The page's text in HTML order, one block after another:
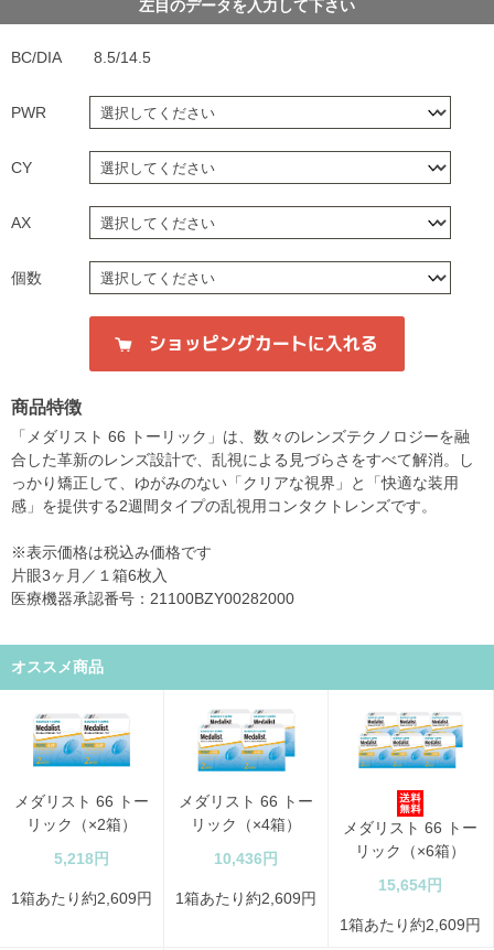
左目のデータを入力して下さい
BC/DIA 8.5/14.5
PWR
CY
AX
個数
商品特徴
「メダリスト 66 トーリック」は、数々のレンズテクノロジーを融
合した革新のレンズ設計で、乱視による見づらさをすべて解消。し
っかり矯正して、ゆがみのない「クリアな視界」と「快適な装用
感」を提供する2週間タイプの乱視用コンタクトレンズです。
※表示価格は税込み価格です
片眼3ヶ月／１箱6枚入
医療機器承認番号：21100BZY00282000
オススメ商品
メダリスト 66 トー
リック（×2箱）
5,218円
1箱あたり約2,609円
メダリスト 66 トー
リック（×4箱）
10,436円
1箱あたり約2,609円
メダリスト 66 トー
リック（×6箱）
15,654円
1箱あたり約2,609円